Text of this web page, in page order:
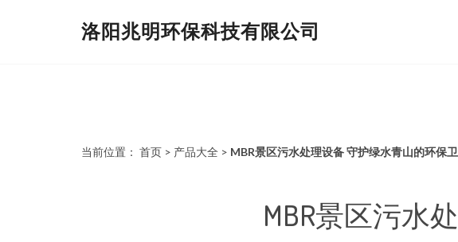
洛阳兆明环保科技有限公司
当前位置： 首页 > 产品大全 > MBR景区污水处理设备 守护绿水青山的环保
MBR景区污水